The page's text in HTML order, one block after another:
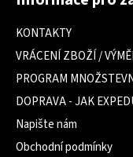
KONTAKTY
VRÁCENÍ ZBOŽÍ /
PROGRAM
DOPRAVA - JAK
Napište nám
Obchodní podmínky